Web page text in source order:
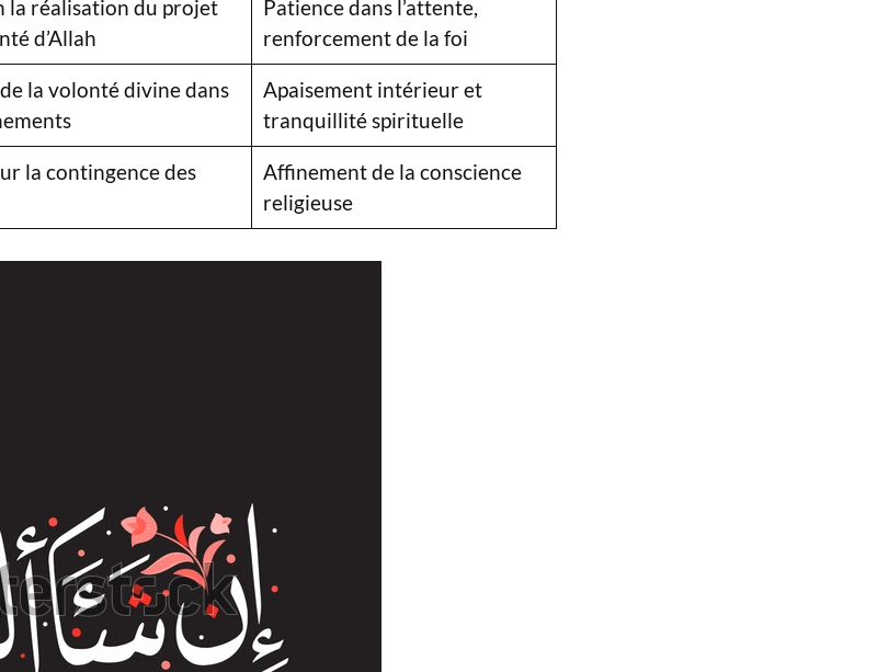
la réalisation du projet
d’Allah
Patience dans l’attente,
renforcement de la foi
la volonté divine dans
Apaisement intérieur et
tranquillité spirituelle
la contingence des
Affinement de la conscience
religieuse